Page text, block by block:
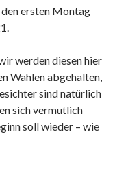
ersten Montag
werden diesen hier
Wahlen abgehalten,
sind natürlich
sich vermutlich
soll wieder – wie